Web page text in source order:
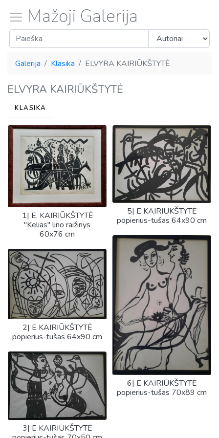
Mažoji Galerija
Galerija Klasika ELVYRA KAIRIŪKŠTYTĖ
ELVYRA KAIRIŪKŠTYTĖ
KLASIKA
1| E. KAIRIŪKŠTYTĖ
"Kelias" lino raižinys
60x76 cm
2| E KAIRIŪKŠTYTĖ
popierius-tušas 64x90 cm
3| E KAIRIŪKŠTYTĖ
5| E KAIRIŪKŠTYTĖ
popierius-tušas 64x90 cm
6| E KAIRIŪKŠTYTĖ
popierius-tušas 70x89 cm